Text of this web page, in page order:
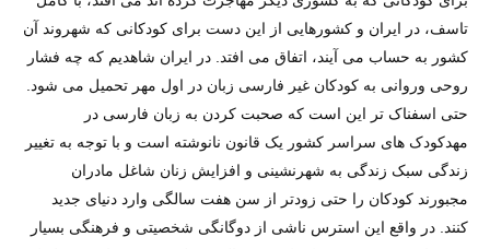
تاسف، در ایران و کشورهایی از این دست برای کودکانی که شهروند آن
کشور به حساب می آیند، اتفاق می افتد. در ایران شاهدیم که چه فشار
روحی وروانی به کودکان غیر فارسی زبان در اول مهر تحمیل می شود.
حتی اسفناک تر این است که صحبت کردن به زبان فارسی در
مهدکودک های سراسر کشور یک قانون نانوشته است و با توجه به تغییر
زندگی سبک زندگی به شهرنشینی و افزایش زنان شاغل مادران
مجبورند کودکان را حتی زودتر از سن هفت سالگی وارد دنیای جدید
کنند. در واقع این استرس ناشی از دوگانگی شخصیتی و فرهنگی بسیار